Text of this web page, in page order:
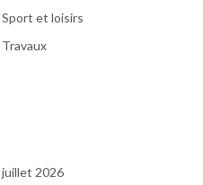
Sport et loisirs
Travaux
juillet 2026